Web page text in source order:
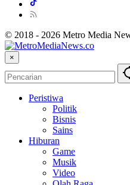
© 2018 - 2026 Metro Media
×
Peristiwa
Politik
Bisnis
Sains
Hiburan
Game
Musik
Video